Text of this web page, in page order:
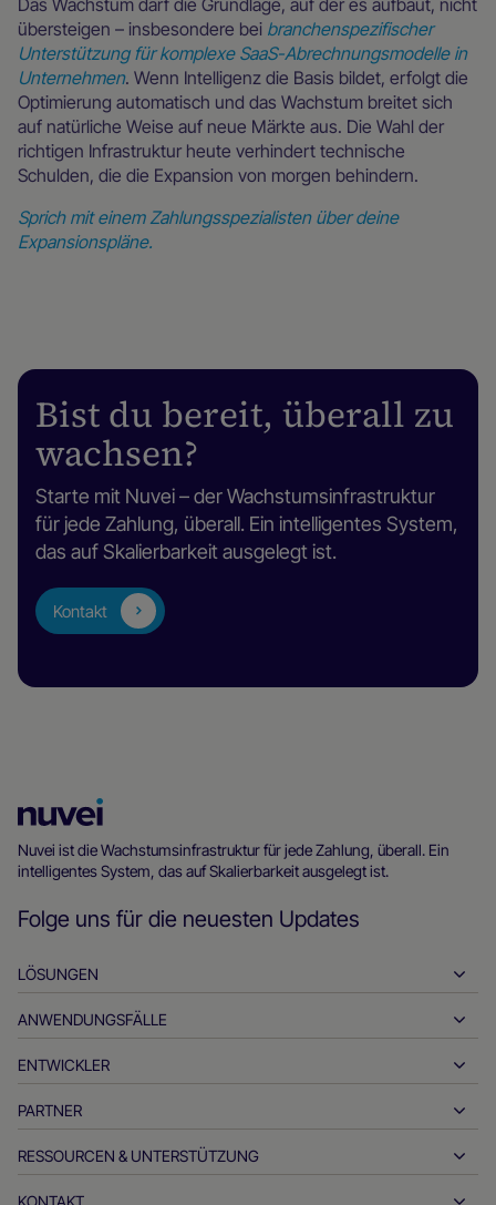
Das Wachstum darf die Grundlage, auf der es aufbaut, nicht
übersteigen – insbesondere bei branchenspezifischer
Unterstützung für komplexe SaaS-Abrechnungsmodelle in
Unternehmen. Wenn Intelligenz die Basis bildet, erfolgt die
Optimierung automatisch und das Wachstum breitet sich
auf natürliche Weise auf neue Märkte aus. Die Wahl der
richtigen Infrastruktur heute verhindert technische
Schulden, die die Expansion von morgen behindern.
Sprich mit einem Zahlungsspezialisten über deine
Expansionspläne.
Bist du bereit, überall zu
wachsen?
Starte mit Nuvei – der Wachstumsinfrastruktur
für jede Zahlung, überall. Ein intelligentes System,
das auf Skalierbarkeit ausgelegt ist.
Kontakt
Homepage
Nuvei ist die Wachstumsinfrastruktur für jede Zahlung, überall. Ein
intelligentes System, das auf Skalierbarkeit ausgelegt ist.
Folge uns für die neuesten Updates
LÖSUNGEN
Einzahlungen
Auszahlungen
Echtzeit-Zahlungen
ANWENDUNGSFÄLLE
Gastfreundschaft
Automobilindustrie
ENTWICKLER
Entwickler-Tools
API-Referenzdokumente
PARTNER
Werden Sie unser Partner
Partnerprodukte und -lösungen
RESSOURCEN & UNTERSTÜTZUNG
KONTAKT